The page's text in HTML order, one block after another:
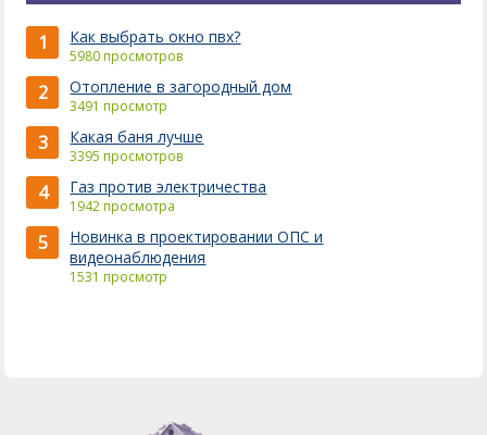
1 Как выбрать окно пвх?
5980 просмотров
2 Отопление в загородный дом
3491 просмотр
3 Какая баня лучше
3395 просмотров
4 Газ против электричества
1942 просмотра
5
Новинка в проектировании ОПС и
видеонаблюдения
1531 просмотр